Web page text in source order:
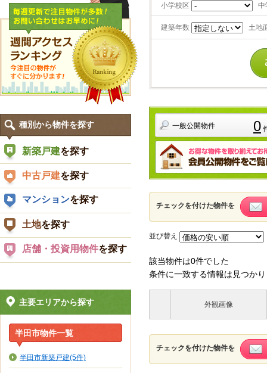
小学校区 中
建築年数 土地
一般公開物件 0
チェックを付けた物件を
並び替え
該当物件は0件でした
条件に一致する情報は見つか
外観画像
チェックを付けた物件を
種別から物件を探す
新築戸建を探す
中古戸建を探す
マンションを探す
土地を探す
店舗・投資用物件を探す
主要エリアから探す
半田市物件一覧
半田市新築戸建(5件)